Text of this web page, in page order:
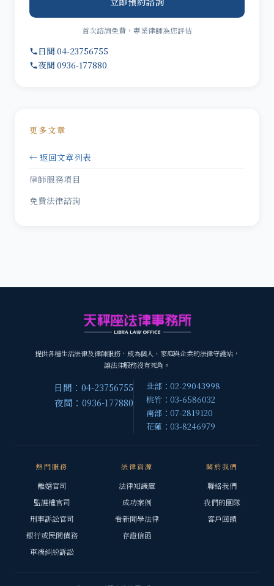
首次諮詢免費，專業律師為您評估
日間 04-23756755
夜間 0936-177880
更多文章
← 返回文章列表
律師服務項目
免費法律諮詢
提供各種生活法律及律師服務，成為個人、家庭與企業的法律守護站，
讓法律服務沒有死角。
日間：04-23756755
夜間：0936-177880
北部：02-29043998
桃竹：03-6586032
南部：07-2819120
花蓮：03-8246979
熱門服務
離婚官司
監護權官司
刑事訴訟官司
銀行或民間債務
車禍糾紛訴訟
法律資源
法律知識庫
成功案例
看新聞學法律
存證信函
關於我們
聯絡我們
我們的團隊
客戶回饋